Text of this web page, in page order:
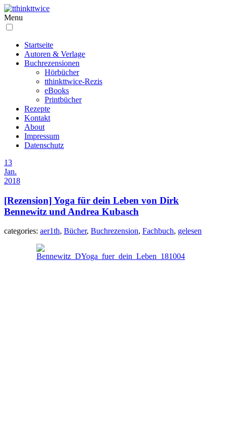
Menu
Startseite
Autoren & Verlage
Buchrezensionen
Hörbücher
tthinkttwice-Rezis
eBooks
Printbücher
Rezepte
Kontakt
About
Impressum
Datenschutz
13
Jan.
2018
[Rezension] Yoga für dein Leben von Dirk
Bennewitz und Andrea Kubasch
categories: aer1th, Bücher, Buchrezension, Fachbuch, gelesen